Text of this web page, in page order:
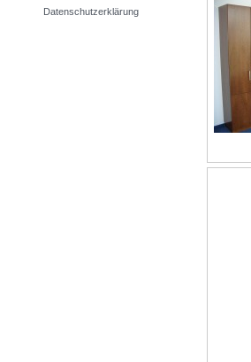
Datenschutzerklärung